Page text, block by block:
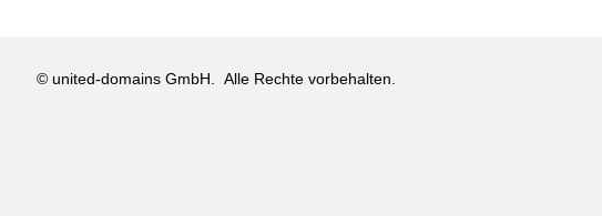
© united-domains GmbH. Alle Rechte vorbehalten.